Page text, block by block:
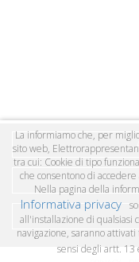
La informiamo che, per
sito web,
tra cui: Cookie di tipo
che consentono di
Nella pagina della
Informativa privacy
all'installazione di qualsiasi
navigazione, saranno
sensi degli artt. 13